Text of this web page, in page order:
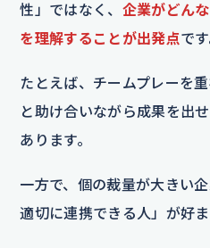
性」ではなく、 企業がどん
を理解することが出発点です
たとえば、チームプレーを
と助け合いながら成果を出
あります。
一方で、個の裁量が大きい
適切に連携できる人」が好ま